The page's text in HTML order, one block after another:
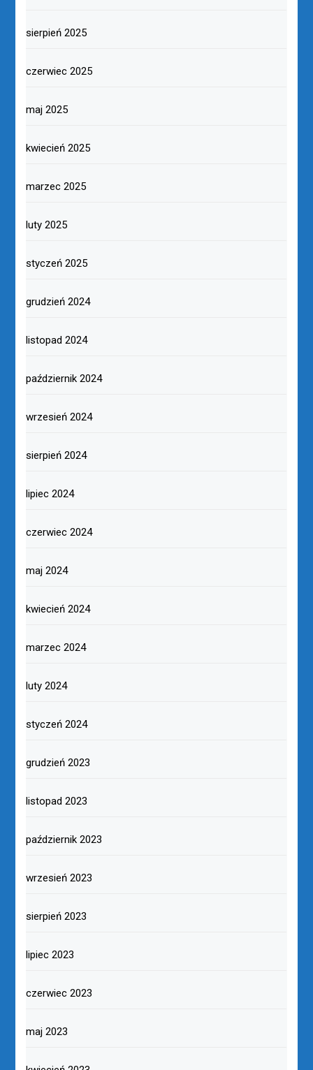
sierpień 2025
czerwiec 2025
maj 2025
kwiecień 2025
marzec 2025
luty 2025
styczeń 2025
grudzień 2024
listopad 2024
październik 2024
wrzesień 2024
sierpień 2024
lipiec 2024
czerwiec 2024
maj 2024
kwiecień 2024
marzec 2024
luty 2024
styczeń 2024
grudzień 2023
listopad 2023
październik 2023
wrzesień 2023
sierpień 2023
lipiec 2023
czerwiec 2023
maj 2023